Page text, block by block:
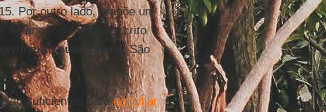
Por outro lado, propõe um
ao ano, conforme descrito
sustentável. São
suficientes paraconciliar